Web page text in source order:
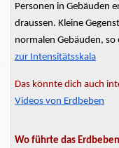
Personen in Gebäuden
draussen. Kleine
normalen Gebäuden,
zur Intensitätsskala
Das könnte dich auch
Videos von Erdbeben
Wo führte das